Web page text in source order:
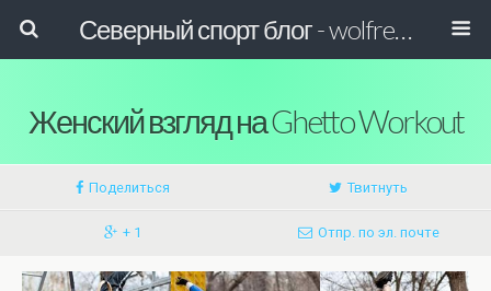
Северный спорт блог - wolfreactor
Женский взгляд на Ghetto Workout
Поделиться Твитнуть
+ 1 Отпр. по эл. почте